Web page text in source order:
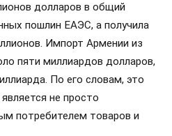
долларов в общий
пошлин ЕАЭС, а получила
Импорт Армении из
пяти миллиардов долларов,
По его словам, это
не просто
потребителем товаров и